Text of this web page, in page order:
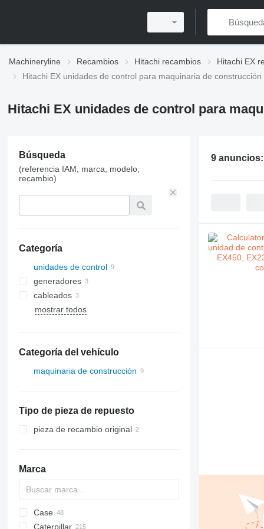
Machineryline Recambios Hitachi recambios Hitachi EX
Hitachi EX unidades de control para maquinaria de construcción
Hitachi EX unidades de control para
Búsqueda
(referencia IAM, marca, modelo,
recambio)
Categoría
unidades de control
generadores
cableados
mostrar todos
Categoría del vehículo
maquinaria de construcción
Tipo de pieza de repuesto
pieza de recambio original
Marca
AZ
1604
BM
BB
753
763
Case
CX
Caterpillar
9 anuncios: